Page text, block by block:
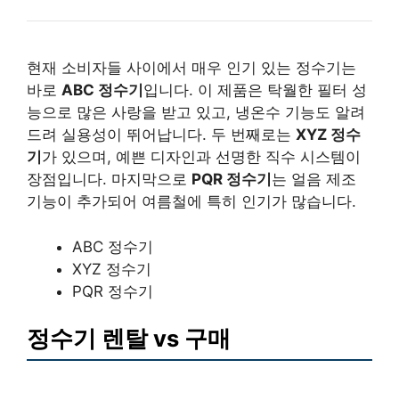
현재 소비자들 사이에서 매우 인기 있는 정수기는
바로 ABC 정수기 입니다. 이 제품은 탁월한 필터 성
능으로 많은 사랑을 받고 있고, 냉온수 기능도 알려
드려 실용성이 뛰어납니다. 두 번째로는 XYZ 정수
기 가 있으며, 예쁜 디자인과 선명한 직수 시스템이
장점입니다. 마지막으로 PQR 정수기 는 얼음 제조
기능이 추가되어 여름철에 특히 인기가 많습니다.
ABC 정수기
XYZ 정수기
PQR 정수기
정수기 렌탈 vs 구매